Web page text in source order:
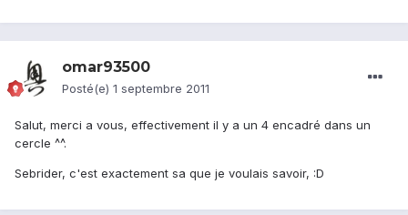
omar93500
Posté(e) 1 septembre 2011
Salut, merci a vous, effectivement il y a un 4 encadré dans un
cercle ^^.
Sebrider, c'est exactement sa que je voulais savoir, :D